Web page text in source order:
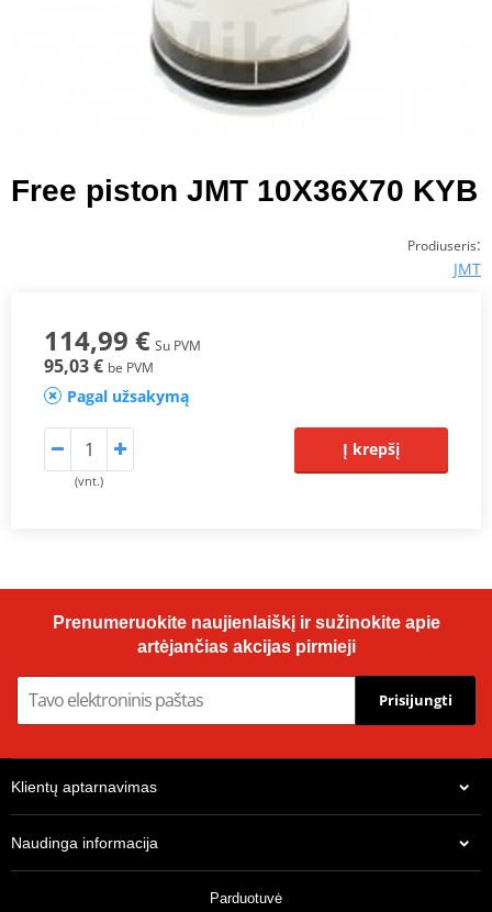
Free piston JMT 10X36X70 KYB
Prodiuseris:
JMT
114,99 € Su PVM
95,03 € be PVM
Pagal užsakymą
(vnt.)
Į krepšį
Prenumeruokite naujienlaiškį ir sužinokite apie
artėjančias akcijas pirmieji
Prisijungti
Klientų aptarnavimas
Naudinga informacija
Parduotuvė